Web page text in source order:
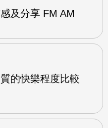
及分享 FM AM
的快樂程度比較